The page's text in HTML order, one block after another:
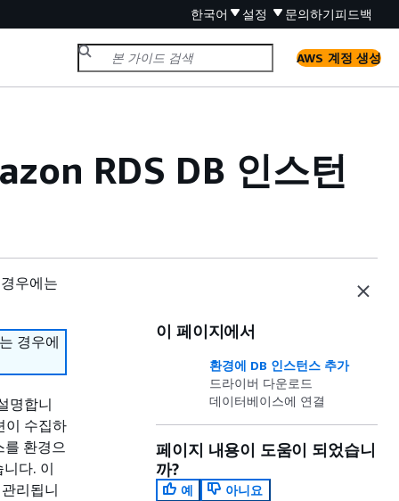
한국어 설정 문의하기피드백
AWS 계정 생성
RDS DB 인스턴
우에는
경우에
명합니
이 수집하
를 환경으
다. 이
리됩니
이 페이지에서
환경에 DB 인스턴스 추가
드라이버 다운로드
데이터베이스에 연결
페이지 내용이 도움이 되었습니
까?
예
아니요